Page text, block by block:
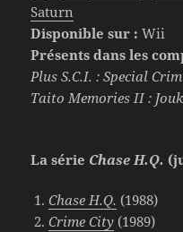
Saturn
Disponible sur : Wii
Présents dans les
Plus S.C.I. : Special
Taito Memories II :
La série Chase H.Q.
Chase H.Q. (1988)
Crime City (1989)